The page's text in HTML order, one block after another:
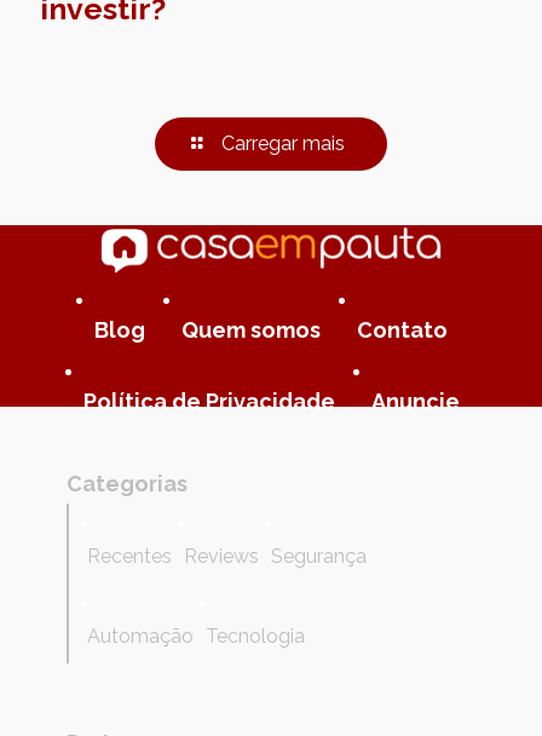
investir?
Carregar mais
Blog Quem somos Contato
Política de Privacidade Anuncie
Categorias
Recentes Reviews Segurança
Automação Tecnologia